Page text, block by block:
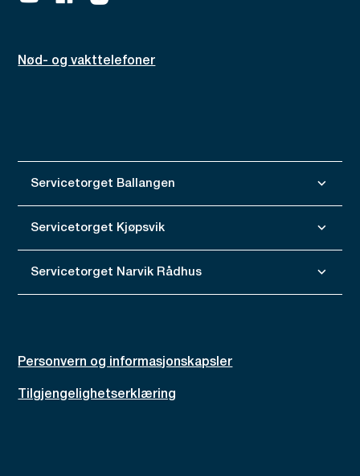
Nød- og vakttelefoner
Servicetorget Ballangen
Servicetorget Kjøpsvik
Servicetorget Narvik Rådhus
Personvern og informasjonskapsler
Tilgjengelighetserklæring